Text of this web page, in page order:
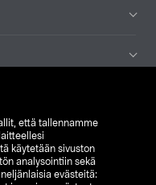
että tallennamme
käytetään sivuston
analysointiin sekä
evästeitä:
FI